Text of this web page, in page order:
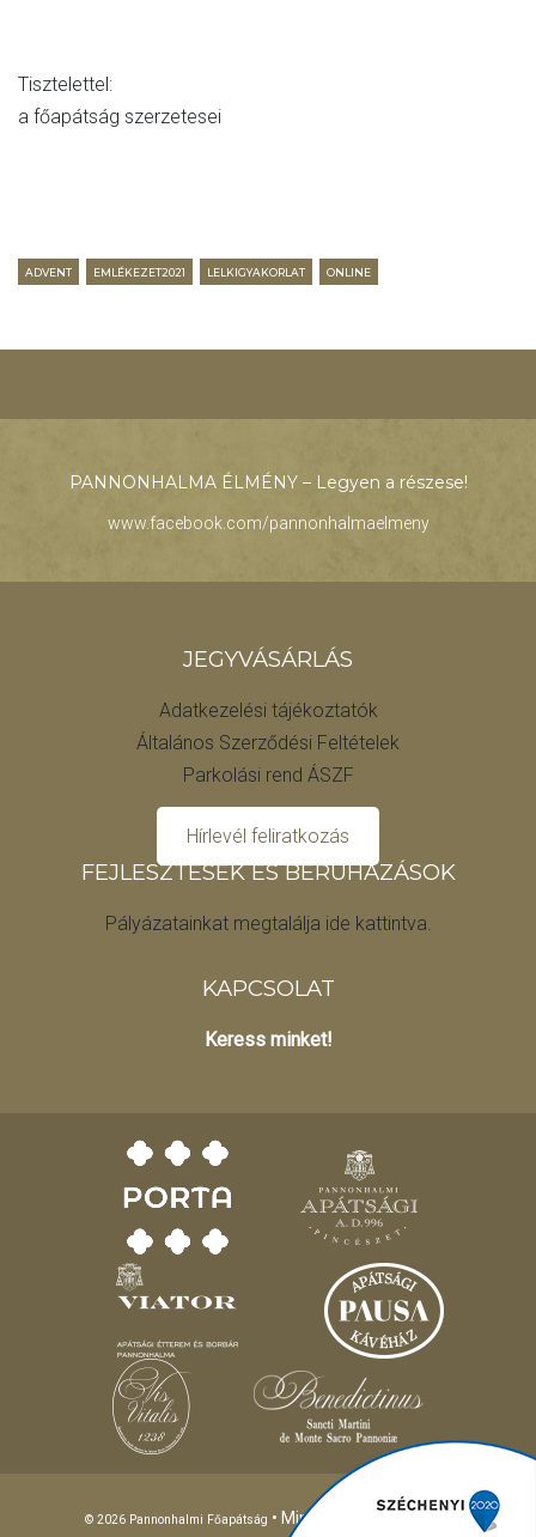
Tisztelettel:
a főapátság szerzetesei
ADVENT EMLÉKEZET2021 LELKIGYAKORLAT ONLINE
PANNONHALMA ÉLMÉNY – Legyen a részese!
www.facebook.com/pannonhalmaelmeny
JEGYVÁSÁRLÁS
Adatkezelési tájékoztatók
Általános Szerződési Feltételek
Parkolási rend ÁSZF
Hírlevél feliratkozás
FEJLESZTÉSEK ÉS BERUHÁZÁSOK
Pályázatainkat megtalálja ide kattintva.
KAPCSOLAT
Keress minket!
© 2026 Pannonhalmi Főapátság • Minden jog fenntartva!